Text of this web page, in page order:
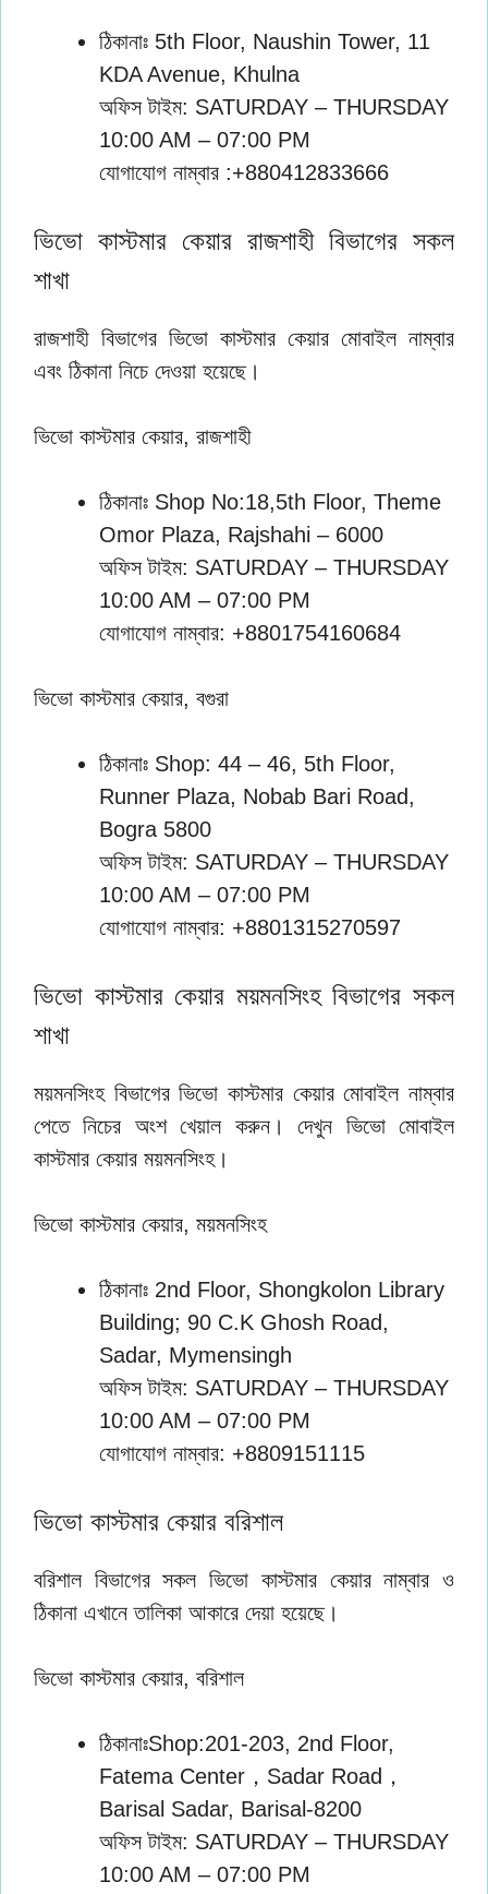
ঠিকানাঃ 5th Floor, Naushin Tower, 11
KDA Avenue, Khulna
অফিস টাইম: SATURDAY – THURSDAY
10:00 AM – 07:00 PM
যোগাযোগ নাম্বার :+880412833666
ভিভো কাস্টমার কেয়ার রাজশাহী বিভাগের সকল
শাখা
রাজশাহী বিভাগের ভিভো কাস্টমার কেয়ার মোবাইল নাম্বার
এবং ঠিকানা নিচে দেওয়া হয়েছে।
ভিভো কাস্টমার কেয়ার, রাজশাহী
ঠিকানাঃ Shop No:18,5th Floor, Theme
Omor Plaza, Rajshahi – 6000
অফিস টাইম: SATURDAY – THURSDAY
10:00 AM – 07:00 PM
যোগাযোগ নাম্বার: +8801754160684
ভিভো কাস্টমার কেয়ার, বগুরা
ঠিকানাঃ Shop: 44 – 46, 5th Floor,
Runner Plaza, Nobab Bari Road,
Bogra 5800
অফিস টাইম: SATURDAY – THURSDAY
10:00 AM – 07:00 PM
যোগাযোগ নাম্বার: +8801315270597
ভিভো কাস্টমার কেয়ার ময়মনসিংহ বিভাগের সকল
শাখা
ময়মনসিংহ বিভাগের ভিভো কাস্টমার কেয়ার মোবাইল নাম্বার
পেতে নিচের অংশ খেয়াল করুন। দেখুন ভিভো মোবাইল
কাস্টমার কেয়ার ময়মনসিংহ।
ভিভো কাস্টমার কেয়ার, ময়মনসিংহ
ঠিকানাঃ 2nd Floor, Shongkolon Library
Building; 90 C.K Ghosh Road,
Sadar, Mymensingh
অফিস টাইম: SATURDAY – THURSDAY
10:00 AM – 07:00 PM
যোগাযোগ নাম্বার: +8809151115
ভিভো কাস্টমার কেয়ার বরিশাল
বরিশাল বিভাগের সকল ভিভো কাস্টমার কেয়ার‌ নাম্বার ও
ঠিকানা এখানে তালিকা আকারে দেয়া হয়েছে।
ভিভো কাস্টমার কেয়ার, বরিশাল
ঠিকানাঃShop:201-203, 2nd Floor,
Fatema Center，Sadar Road，
Barisal Sadar, Barisal-8200
অফিস টাইম: SATURDAY – THURSDAY
10:00 AM – 07:00 PM